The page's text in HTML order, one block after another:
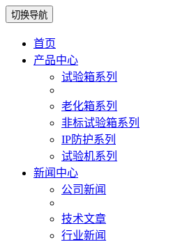
切换导航
首页
产品中心
试验箱系列
老化箱系列
非标试验箱系列
IP防护系列
试验机系列
新闻中心
公司新闻
技术文章
行业新闻